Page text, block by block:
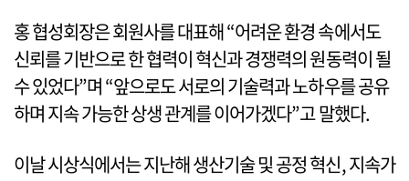
홍 협성회장은 회원사를 대표해 “어려운 환경 속에서도
신뢰를 기반으로 한 협력이 혁신과 경쟁력의 원동력이 될
수 있었다”며 “앞으로도 서로의 기술력과 노하우를 공유
하며 지속 가능한 상생 관계를 이어가겠다”고 말했다.
이날 시상식에서는 지난해 생산기술 및 공정 혁신, 지속가